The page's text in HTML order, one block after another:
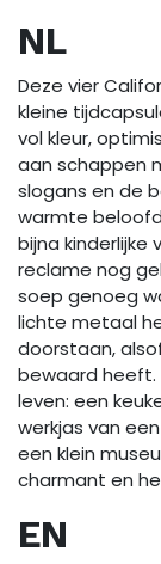
NL
Deze vier
kleine
vol kleur,
aan schappen
slogans en de
warmte
bijna kinderlijke
reclame nog
soep genoeg
lichte metaal
doorstaan,
bewaard heeft.
leven: een
werkjas van
een klein
charmant en
EN